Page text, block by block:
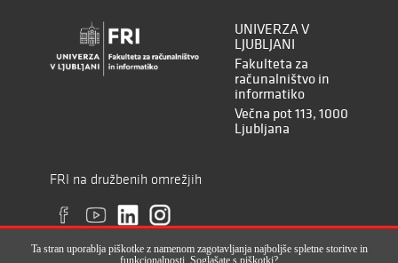
UNIVERZA V
LJUBLJANI
Fakulteta za
računalništvo in
informatiko
Večna pot 113, 1000
Ljubljana
FRI na družbenih omrežjih
Ta stran uporablja piškotke z namenom zagotavljanja najboljše spletne storitve in
funkcionalnosti. Soglašate s piškotki?